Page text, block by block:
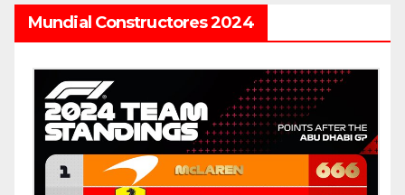
Mundial Constructores 2024